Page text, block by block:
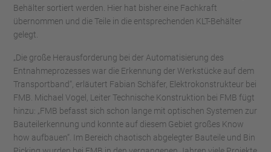
Behälter sortiert werden. Hier hat bisher eine Fachkraft
übernommen und die Teile in die entsprechenden KLT-Behälter
gelegt.
„Die große Herausforderung bei der Automatisierung des
Entnahmeprozesses war die Erkennung der Werkstücke auf dem
Transportband“, erläutert Fabian Schäfer, Elektrokonstrukteur bei
FMB. Michael Vogel, Leiter Technische Konstruktion bei FMB fügt
hinzu: „FMB befasst sich schon lange mit optischen Systemen zur
Bauteilerkennung und konnte auf diesem Gebiet großes Know
how aufbauen“. Im Bereich chaotisch abgelegter Bauteile und Bin